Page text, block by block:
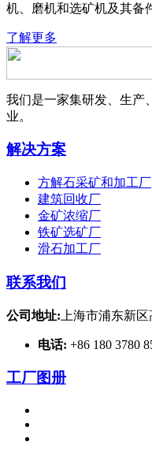
机、磨机和选矿机及其备
了解更多
我们是一家集研发、生产
业。
解决方案
方解石采矿和加工厂
建筑回收厂
金矿浓缩厂
铁矿选矿厂
滑石加工厂
联系我们
公司地址: 上海市浦东新
电话: +86 180 3780
工厂图册